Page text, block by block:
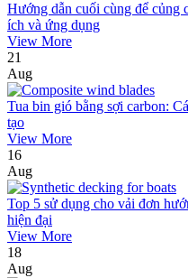
Hướng dẫn cuối cùng để củng
ích và ứng dụng
View More
21
Aug
Tua bin gió bằng sợi carbon:
tạo
View More
16
Aug
Top 5 sử dụng cho vải đơn
hiện đại
View More
18
Aug